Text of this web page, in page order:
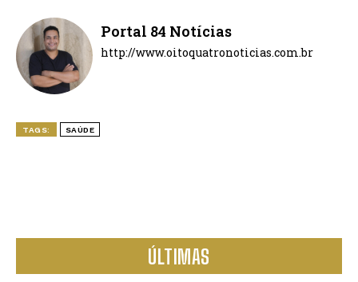
Portal 84 Notícias
http://www.oitoquatronoticias.com.br
TAGS: SAÚDE
ÚLTIMAS